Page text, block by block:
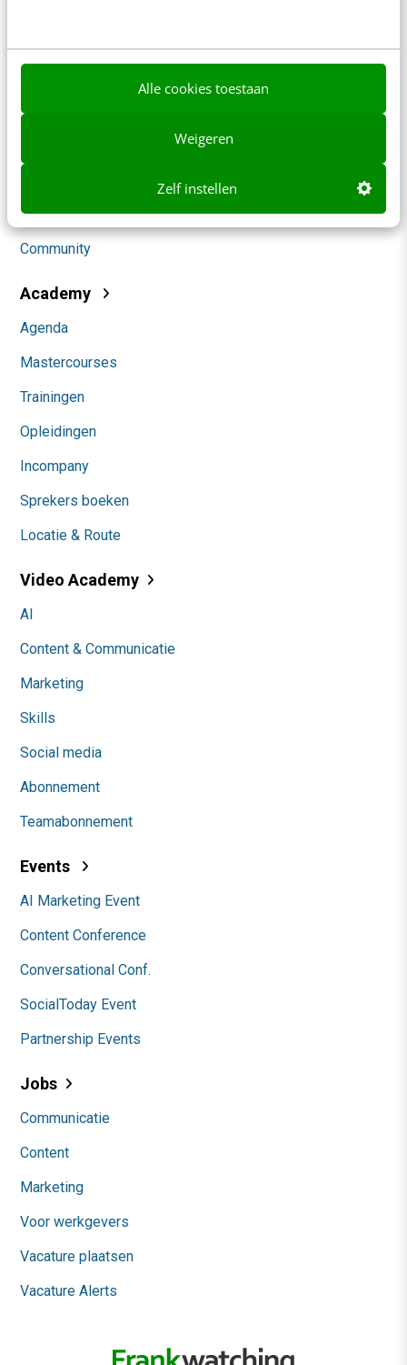
Alle cookies toestaan
Weigeren
Zelf instellen
Klantcontact & CX
Themanieuwsbrieven
Community
Academy
Agenda
Mastercourses
Trainingen
Opleidingen
Incompany
Sprekers boeken
Locatie & Route
Video Academy
AI
Content & Communicatie
Marketing
Skills
Social media
Abonnement
Teamabonnement
Events
AI Marketing Event
Content Conference
Conversational Conf.
SocialToday Event
Partnership Events
Jobs
Communicatie
Content
Marketing
Voor werkgevers
Vacature plaatsen
Vacature Alerts